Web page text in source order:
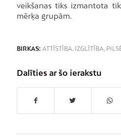
veikšanas tiks izmantota
mērķa grupām.
BIRKAS: ATTĪSTĪBA, IZGLĪTĪBA,
Dalīties ar šo ierakstu